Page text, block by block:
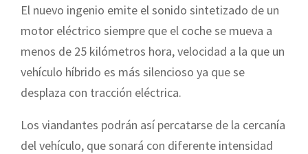
El nuevo ingenio emite el sonido sintetizado de un
motor eléctrico siempre que el coche se mueva a
menos de 25 kilómetros hora, velocidad a la que un
vehículo híbrido es más silencioso ya que se
desplaza con tracción eléctrica.
Los viandantes podrán así percatarse de la cercanía
del vehículo, que sonará con diferente intensidad